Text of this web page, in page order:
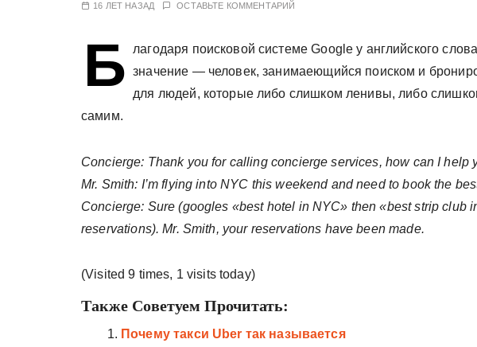
16 ЛЕТ НАЗАД ОСТАВЬТЕ КОММЕНТАРИЙ
Б
лагодаря поисковой системе Google у английского
значение — человек, занимаеющийся поиском и
для людей, которые либо слишком ленивы, либо
самим.
Concierge: Thank you for calling concierge services, how can I help
Mr. Smith: I’m flying into NYC this weekend and need to book the
Concierge: Sure (googles «best hotel in NYC» then «best strip club
reservations). Mr. Smith, your reservations have been made.
(Visited 9 times, 1 visits today)
Также Советуем Прочитать:
Почему такси Uber так называется